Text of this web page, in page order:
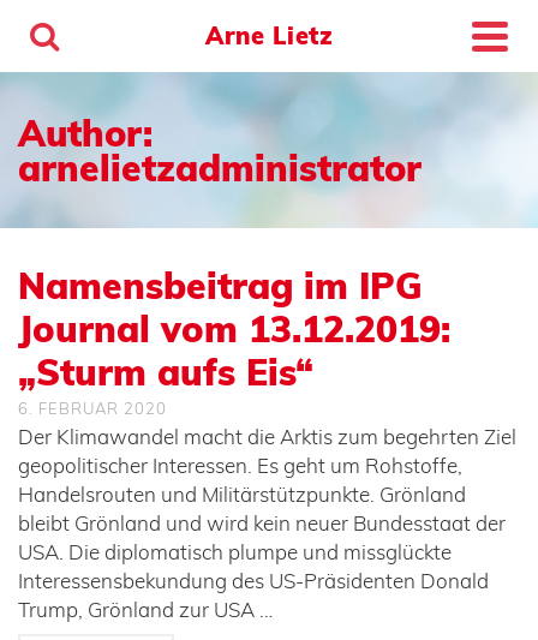
Arne Lietz
Author:
arnelietzadministrator
Namensbeitrag im IPG
Journal vom 13.12.2019:
„Sturm aufs Eis“
6. FEBRUAR 2020
Der Klimawandel macht die Arktis zum begehrten Ziel
geopolitischer Interessen. Es geht um Rohstoffe,
Handelsrouten und Militärstützpunkte. Grönland
bleibt Grönland und wird kein neuer Bundesstaat der
USA. Die diplomatisch plumpe und missglückte
Interessensbekundung des US-Präsidenten Donald
Trump, Grönland zur USA …